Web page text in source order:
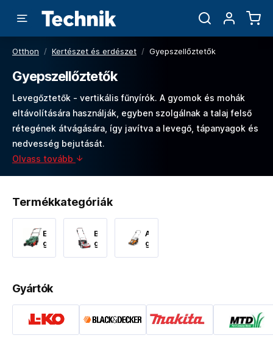
Otthon / Kertészet és erdészet / Gyepszellőztetők
Gyepszellőztetők
Levegőztetők - vertikális fűnyírók. A gyomok és mohák
eltávolítására használják, egyben szolgálnak a talaj felső
rétegének átvágására, így javítva a levegő, tápanyagok és
nedvesség bejutását.
Olvass tovább
Termékkategóriák
Elektromos
gyepszellőztetők
Benzines
gyepszellőztetők
Akkumulátoros
gyepszellőztetők
Gyártók